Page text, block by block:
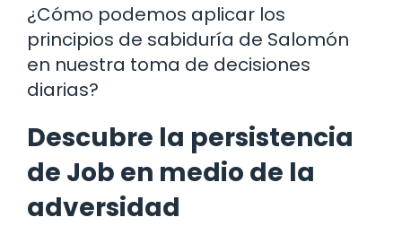
¿Cómo podemos aplicar los
principios de sabiduría de Salomón
en nuestra toma de decisiones
diarias?
Descubre la persistencia
de Job en medio de la
adversidad